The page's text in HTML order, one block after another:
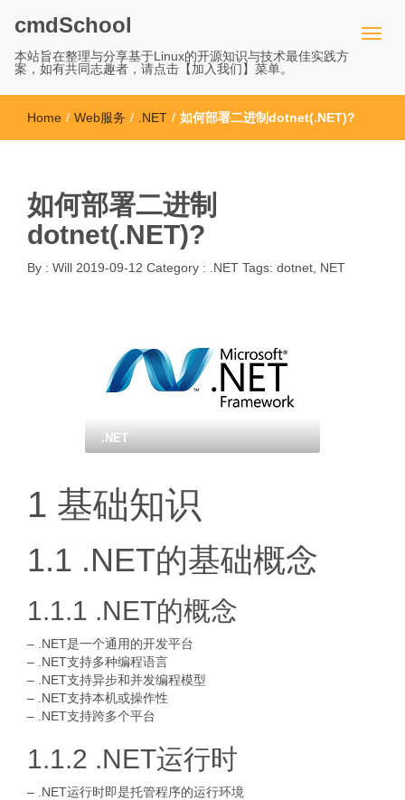
cmdSchool
本站旨在整理与分享基于Linux的开源知识与技术最佳实践方
案，如有共同志趣者，请点击【加入我们】菜单。
Home / Web服务 / .NET / 如何部署二进制dotnet(.NET)?
如何部署二进制
dotnet(.NET)?
By : Will 2019-09-12 Category : .NET Tags: dotnet NET
.NET
1 基础知识
1.1 .NET的基础概念
1.1.1 .NET的概念
– .NET是一个通用的开发平台
– .NET支持多种编程语言
– .NET支持异步和并发编程模型
– .NET支持本机或操作性
– .NET支持跨多个平台
1.1.2 .NET运行时
– .NET运行时即是托管程序的运行环境